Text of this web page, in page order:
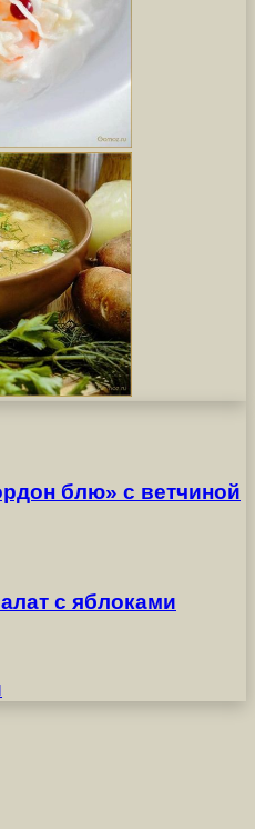
блю» с ветчиной
с яблоками